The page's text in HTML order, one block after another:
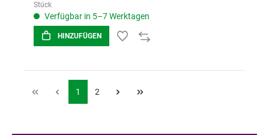
Stück
Verfügbar in 5–7 Werktagen
HINZUFÜGEN
1 2